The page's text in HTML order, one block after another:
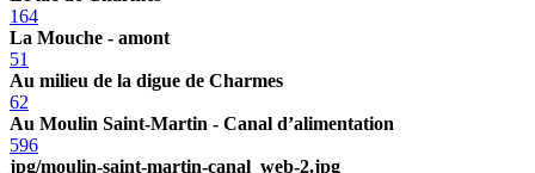
164
La Mouche - amont
51
Au milieu de la digue de Charmes
62
Au Moulin Saint-Martin - Canal d’alimentation
596
jpg/moulin-saint-martin-canal_web-2.jpg